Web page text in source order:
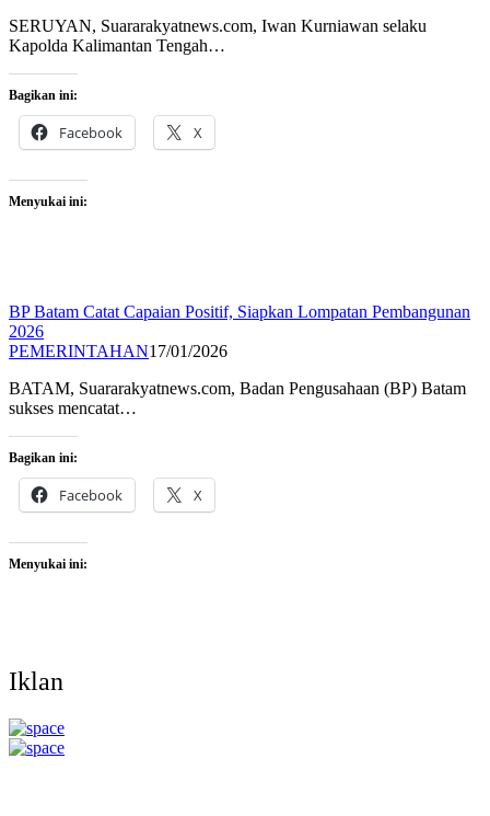
SERUYAN, Suararakyatnews.com, Iwan Kurniawan selaku
Kapolda Kalimantan Tengah…
Bagikan ini:
Facebook X
Menyukai ini:
BP Batam Catat Capaian Positif, Siapkan Lompatan Pembangunan
2026
PEMERINTAHAN17/01/2026
BATAM, Suararakyatnews.com, Badan Pengusahaan (BP) Batam
sukses mencatat…
Bagikan ini:
Facebook X
Menyukai ini:
Iklan